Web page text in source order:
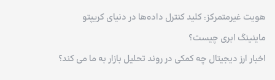
هویت غیرمتمرکز: کلید کنترل داده‌ها در دنیای کریپتو
ماینینگ ابری چیست؟
اخبار ارز دیجیتال چه کمکی در روند تحلیل بازار به ما می کند؟